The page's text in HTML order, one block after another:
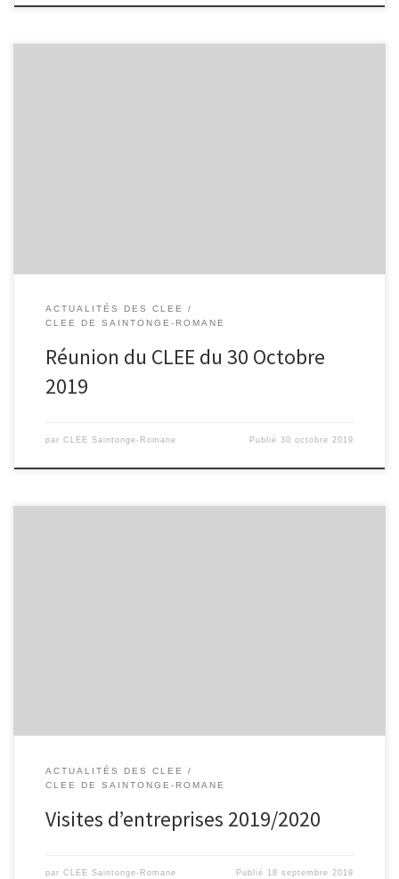
ACTUALITÉS DES CLEE
CLEE DE SAINTONGE-ROMANE
Réunion du CLEE du 30 Octobre
2019
par CLEE Saintonge-Romane Publié30 octobre 2019
ACTUALITÉS DES CLEE
CLEE DE SAINTONGE-ROMANE
Visites d’entreprises 2019/2020
par CLEE Saintonge-Romane Publié 18 septembre 2019